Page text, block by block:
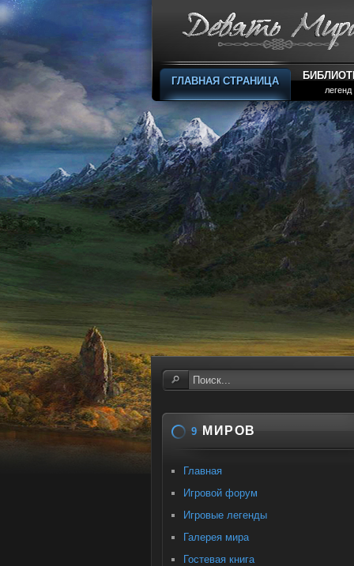
ГЛАВНАЯ СТРАНИЦА
легенд
9 МИРОВ
Главная
Игровой форум
Игровые легенды
Галерея мира
Гостевая книга